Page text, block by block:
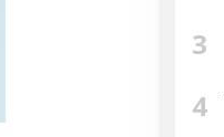
3
4